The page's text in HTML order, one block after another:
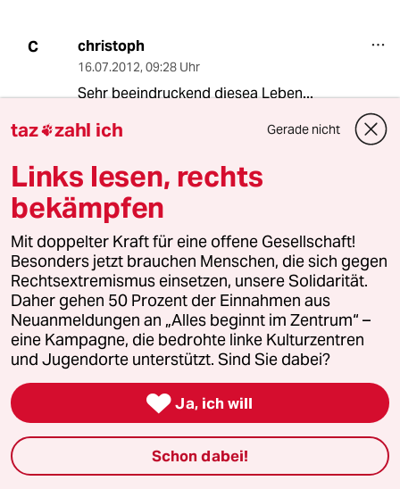
C christoph
16.07.2012, 09:28 Uhr
Sehr beeindruckend diesea Leben...
SE Schavan erledigt den 'Rest'
15.07.2012,15:22 Uhr
Zitat aus der Veröffentlichung: "... Dass die
Nazis komplette Bevölkerungsgruppen
ausrotten, weil sie einer bestimmten Religion
angehören, das gleiche Geschlecht lieben oder
behindert sind. ..."
Im Auftrage von Bundesforschungsministerin
Schavan (CDU, sicherlich die rechte
Schlagseite der CDU) werden Menschen mit
Down Syndrom ausgerottet; wird deren Leben
ausgelöscht, denn Menschen mit Down
Syndrom kann es nun mal nur geben, wenn das
Kind im Mutterleib bereits das Down Syndrom
Es ist anzunehmen, dass Schavan nicht nur
taz zahl ich Gerade nicht
Links lesen, rechts
bekämpfen
Mit doppelter Kraft für eine offene Gesellschaft!
Besonders jetzt brauchen Menschen, die sich gegen
Rechtsextremismus einsetzen, unsere Solidarität.
Daher gehen 50 Prozent der Einnahmen aus
Neuanmeldungen an „Alles beginnt im Zentrum“ –
eine Kampagne, die bedrohte linke Kulturzentren
und Jugendorte unterstützt. Sind Sie dabei?
 Ja, ich will
Schon dabei!